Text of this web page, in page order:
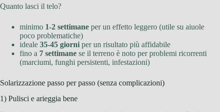
Quanto lasci il telo?
minimo 1-2 settimane per un effetto leggero (utile su aiuole
poco problematiche)
ideale 35-45 giorni per un risultato più affidabile
fino a 7 settimane se il terreno è noto per problemi ricorrenti
(marciumi, funghi persistenti, infestazioni)
Solarizzazione passo per passo (senza complicazioni)
1) Pulisci e arieggia bene